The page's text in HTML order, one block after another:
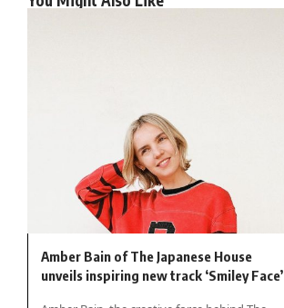
Amber Bain of The Japanese House
unveils inspiring new track ‘Smiley Face’